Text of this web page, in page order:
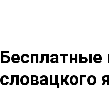
Бесплатные
словацкого